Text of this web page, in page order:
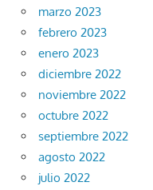
marzo 2023
febrero 2023
enero 2023
diciembre 2022
noviembre 2022
octubre 2022
septiembre 2022
agosto 2022
julio 2022